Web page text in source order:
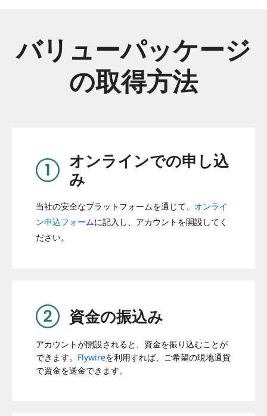
バリューパッケージ
の取得方法
オンラインでの申し込
み
当社の安全なプラットフォームを通じて、 オンライ
ン申込フォームに記入し、アカウントを開設してく
ださい。
資金の振込み
アカウントが開設されると、資金を振り込むことが
できます。 Flywireを利用すれば、ご希望の現地通貨
で資金を送金できます。